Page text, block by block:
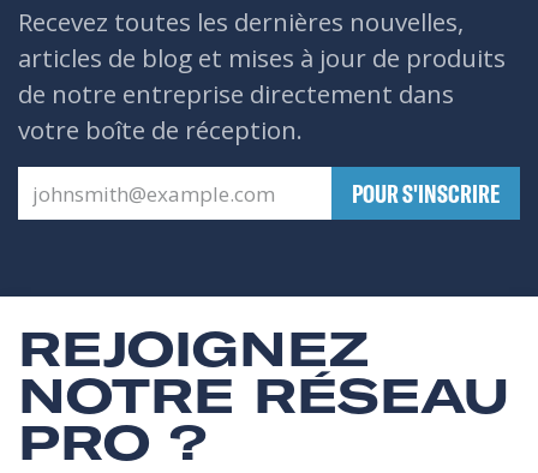
Recevez toutes les dernières nouvelles,
articles de blog et mises à jour de produits
de notre entreprise directement dans
votre boîte de réception.
​POUR S'INSCRIRE
REJOIGNEZ
NOTRE RÉSEAU
PRO ?